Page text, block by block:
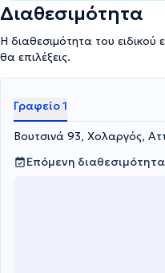
Διαθεσιμότητα
Η διαθεσιμότητα του
θα επιλέξεις.
Γραφείο 1
Βουτσινά 93, Χολαργός,
Επόμενη διαθεσιμότητα